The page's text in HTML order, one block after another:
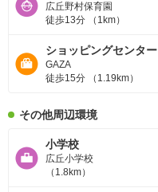
広丘野村保育園
徒歩13分 （1km）
ショッピングセンター
GAZA
徒歩15分 （1.19km）
その他周辺環境
小学校
広丘小学校
（1.8km）